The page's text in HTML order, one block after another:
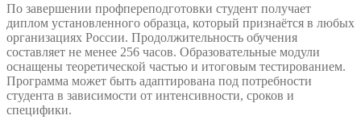
По завершении профпереподготовки студент получает
диплом установленного образца, который признаётся в любых
организациях России. Продолжительность обучения
составляет не менее 256 часов. Образовательные модули
оснащены теоретической частью и итоговым тестированием.
Программа может быть адаптирована под потребности
студента в зависимости от интенсивности, сроков и
специфики.